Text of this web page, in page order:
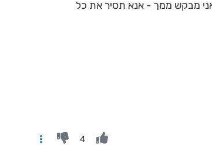
מבקש ממך - אנא תסיר את כל
4